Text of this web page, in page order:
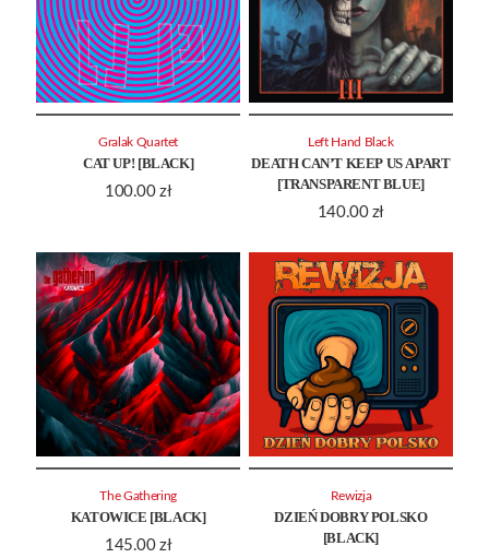
CAT UP! [BLACK]
100.00 zł
Gralak Quartet
DEATH CAN’T KEEP US APART
[TRANSPARENT BLUE]
140.00 zł
Left Hand Black
KATOWICE [BLACK]
145.00 zł
The Gathering
DZIEŃ DOBRY POLSKO
[BLACK]
Rewizja